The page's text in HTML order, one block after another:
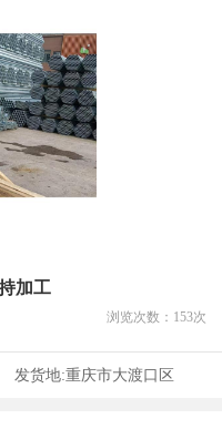
加工
浏览次数： 153次
发货地:重庆市大渡口区